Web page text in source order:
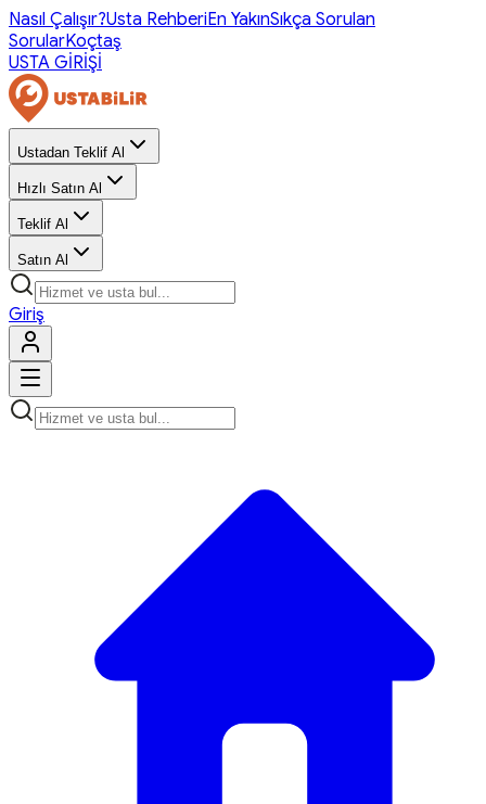
Nasıl Çalışır?Usta RehberiEn YakınSıkça Sorulan
SorularKoçtaş
USTA GİRİŞİ
Ustadan Teklif Al
Hızlı Satın Al
Teklif Al
Satın Al
Giriş